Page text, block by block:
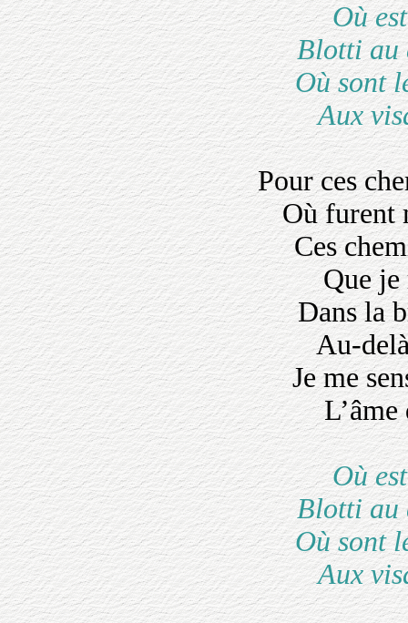
Où
Blotti au
Où sont
Aux
Pour ces
Où furent
Ces
Que je
Dans la
Au-
Je me
Où
Blotti au
Où sont
Aux